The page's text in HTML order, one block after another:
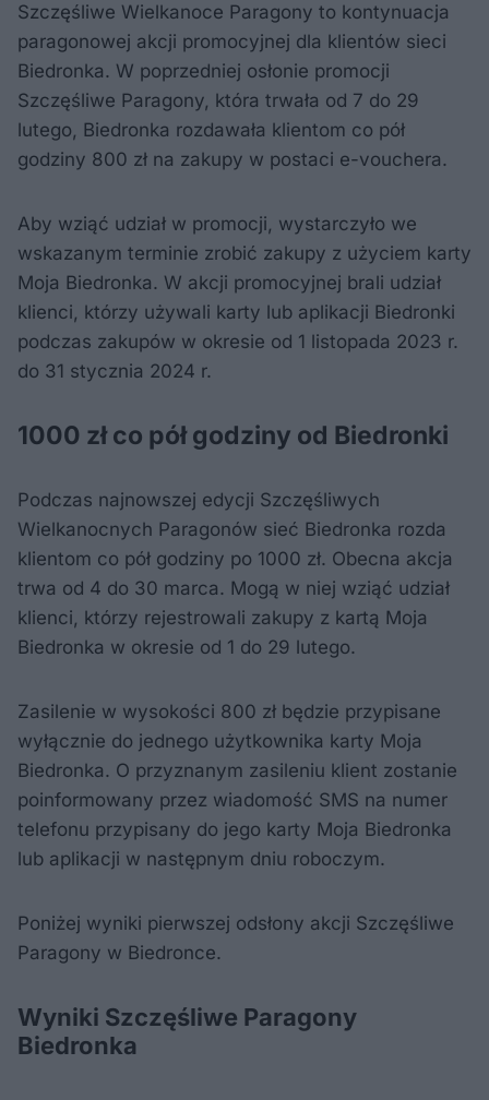
Szczęśliwe Wielkanoce Paragony to kontynuacja
paragonowej akcji promocyjnej dla klientów sieci
Biedronka. W poprzedniej osłonie promocji
Szczęśliwe Paragony, która trwała od 7 do 29
lutego, Biedronka rozdawała klientom co pół
godziny 800 zł na zakupy w postaci e-vouchera.
Aby wziąć udział w promocji, wystarczyło we
wskazanym terminie zrobić zakupy z użyciem karty
Moja Biedronka. W akcji promocyjnej brali udział
klienci, którzy używali karty lub aplikacji Biedronki
podczas zakupów w okresie od 1 listopada 2023 r.
do 31 stycznia 2024 r.
1000 zł co pół godziny od Biedronki
Podczas najnowszej edycji Szczęśliwych
Wielkanocnych Paragonów sieć Biedronka rozda
klientom co pół godziny po 1000 zł. Obecna akcja
trwa od 4 do 30 marca. Mogą w niej wziąć udział
klienci, którzy rejestrowali zakupy z kartą Moja
Biedronka w okresie od 1 do 29 lutego.
Zasilenie w wysokości 800 zł będzie przypisane
wyłącznie do jednego użytkownika karty Moja
Biedronka. O przyznanym zasileniu klient zostanie
poinformowany przez wiadomość SMS na numer
telefonu przypisany do jego karty Moja Biedronka
lub aplikacji w następnym dniu roboczym.
Poniżej wyniki pierwszej odsłony akcji Szczęśliwe
Paragony w Biedronce.
Wyniki Szczęśliwe Paragony
Biedronka